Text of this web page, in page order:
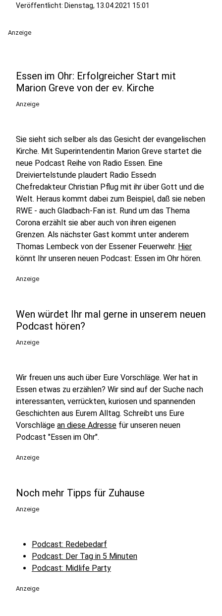
Veröffentlicht: Dienstag, 13.04.2021 15:01
Anzeige
Essen im Ohr: Erfolgreicher Start mit
Marion Greve von der ev. Kirche
Anzeige
Sie sieht sich selber als das Gesicht der evangelischen
Kirche. Mit Superintendentin Marion Greve startet die
neue Podcast Reihe von Radio Essen. Eine
Dreiviertelstunde plaudert Radio Essedn
Chefredakteur Christian Pflug mit ihr über Gott und die
Welt. Heraus kommt dabei zum Beispiel, daß sie neben
RWE - auch Gladbach-Fan ist. Rund um das Thema
Corona erzählt sie aber auch von ihren eigenen
Grenzen. Als nächster Gast kommt unter anderem
Thomas Lembeck von der Essener Feuerwehr. Hier
könnt Ihr unseren neuen Podcast: Essen im Ohr hören.
Anzeige
Wen würdet Ihr mal gerne in unserem neuen
Podcast hören?
Anzeige
Wir freuen uns auch über Eure Vorschläge. Wer hat in
Essen etwas zu erzählen? Wir sind auf der Suche nach
interessanten, verrückten, kuriosen und spannenden
Geschichten aus Eurem Alltag. Schreibt uns Eure
Vorschläge an diese Adresse für unseren neuen
Podcast "Essen im Ohr".
Anzeige
Noch mehr Tipps für Zuhause
Anzeige
Podcast: Redebedarf
Podcast: Der Tag in 5 Minuten
Podcast: Midlife Party
Anzeige